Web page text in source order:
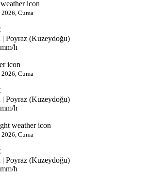
Cuma
| Poyraz (Kuzeydoğu)
h
Cuma
| Poyraz (Kuzeydoğu)
h
Cuma
| Poyraz (Kuzeydoğu)
h